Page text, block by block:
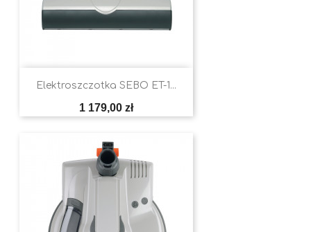
Elektroszczotka SEBO ET-1...
Cena
1 179,00 zł